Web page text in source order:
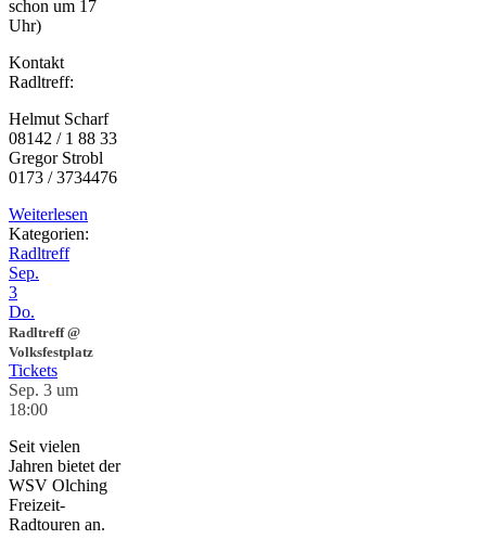
schon um 17
Uhr)
Kontakt
Radltreff:
Helmut Scharf
08142 / 1 88 33
Gregor Strobl
0173 / 3734476
Weiterlesen
Kategorien:
Radltreff
Sep.
3
Do.
Radltreff@
Volksfestplatz
Tickets
Sep. 3 um
18:00
Seit vielen
Jahren bietet der
WSV Olching
Freizeit-
Radtouren an.